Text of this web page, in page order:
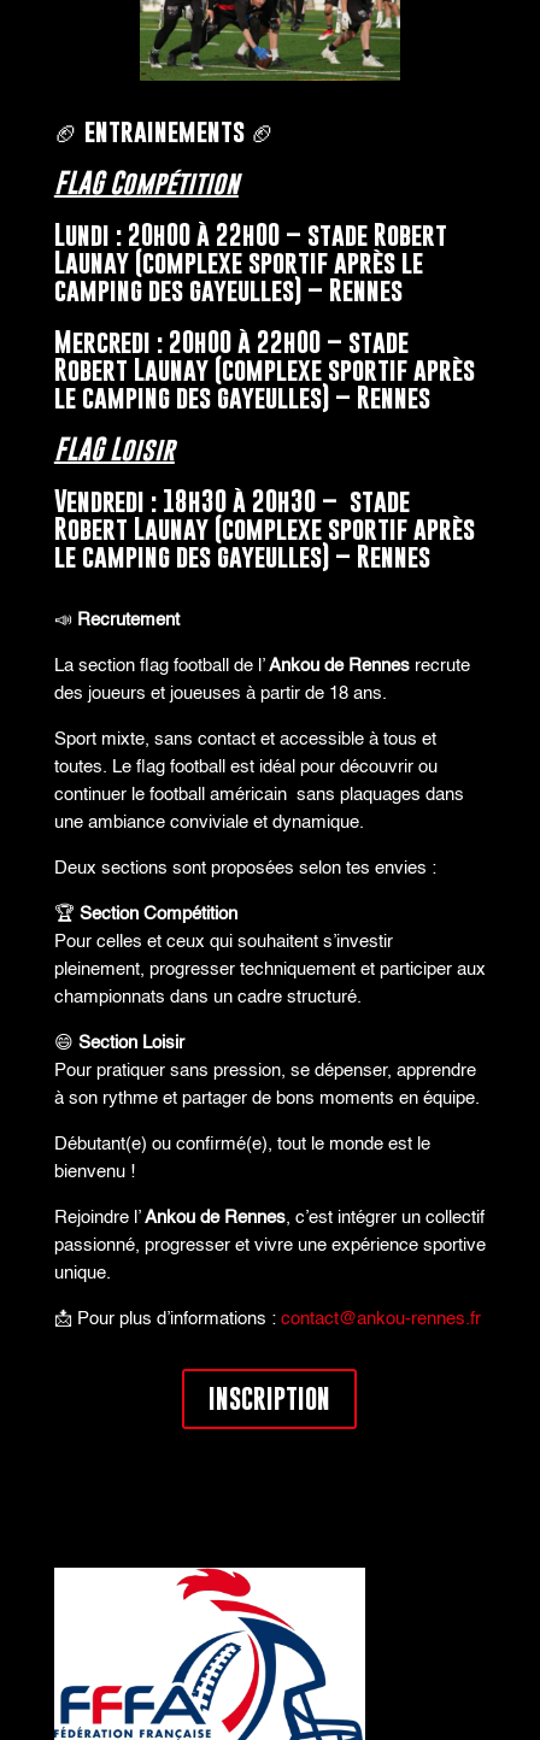
🏈 entrainements 🏈
FLAG Compétition
Lundi : 20h00 à 22h00 – stade Robert
Launay (complexe sportif après le
camping des gayeulles) – Rennes
Mercredi : 20h00 à 22h00 – stade
Robert Launay (complexe sportif après
le camping des gayeulles) – Rennes
FLAG Loisir
Vendredi : 18h30 à 20h30 – stade
Robert Launay (complexe sportif après
le camping des gayeulles) – Rennes
📣 Recrutement
La section flag football de l’ Ankou de Rennesrecrute
des joueurs et joueuses à partir de 18 ans.
Sport mixte, sans contact et accessible à tous et
toutes. Le flag football est idéal pour découvrir ou
continuer le football américain sans plaquages dans
une ambiance conviviale et dynamique.
Deux sections sont proposées selon tes envies :
🏆 Section Compétition
Pour celles et ceux qui souhaitent s’investir
pleinement, progresser techniquement et participer aux
championnats dans un cadre structuré.
😄 Section Loisir
Pour pratiquer sans pression, se dépenser, apprendre
à son rythme et partager de bons moments en équipe.
Débutant(e) ou confirmé(e), tout le monde est le
bienvenu !
Rejoindre l’ Ankou de Rennes, c’est intégrer un collectif
passionné, progresser et vivre une expérience sportive
unique.
📩 Pour plus d’informations : contact@ankou-rennes.fr
INSCRIPTION